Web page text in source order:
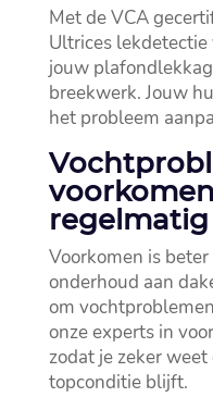
Met de VCA
Ultrices
jouw
breekwerk.​ Jouw
het probleem
Voorkomen is
onderhoud aan
om
onze experts in
zodat je zeker
topconditie blijft.​